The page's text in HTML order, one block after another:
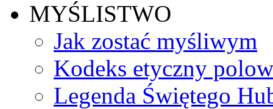
MYŚLISTWO
Jak zostać myśliwym
Kodeks etyczny
Legenda Świętego